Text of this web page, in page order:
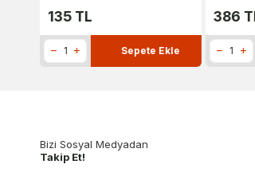
135TL
Sepete Ekle
386
Bizi Sosyal Medyadan
Takip Et!